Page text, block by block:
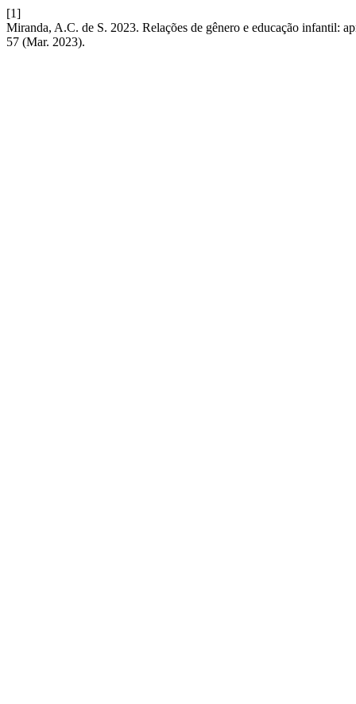
[1]
Miranda, A.C. de S. 2023. Relações de gênero e educação infantil:
57 (Mar. 2023).